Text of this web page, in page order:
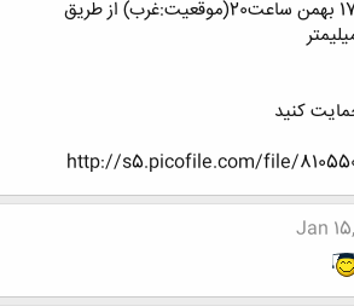
شبیه سازی ماه در تاریخ 17 بهمن ساعت20(موقعیت:غرب) از طریق
کنید
http://s5.picofile.com/file/
Jan